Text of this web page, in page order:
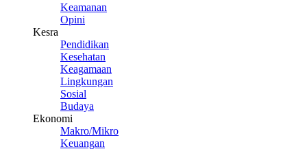
Keamanan
Opini
Kesra
Pendidikan
Kesehatan
Keagamaan
Lingkungan
Sosial
Budaya
Ekonomi
Makro/Mikro
Keuangan